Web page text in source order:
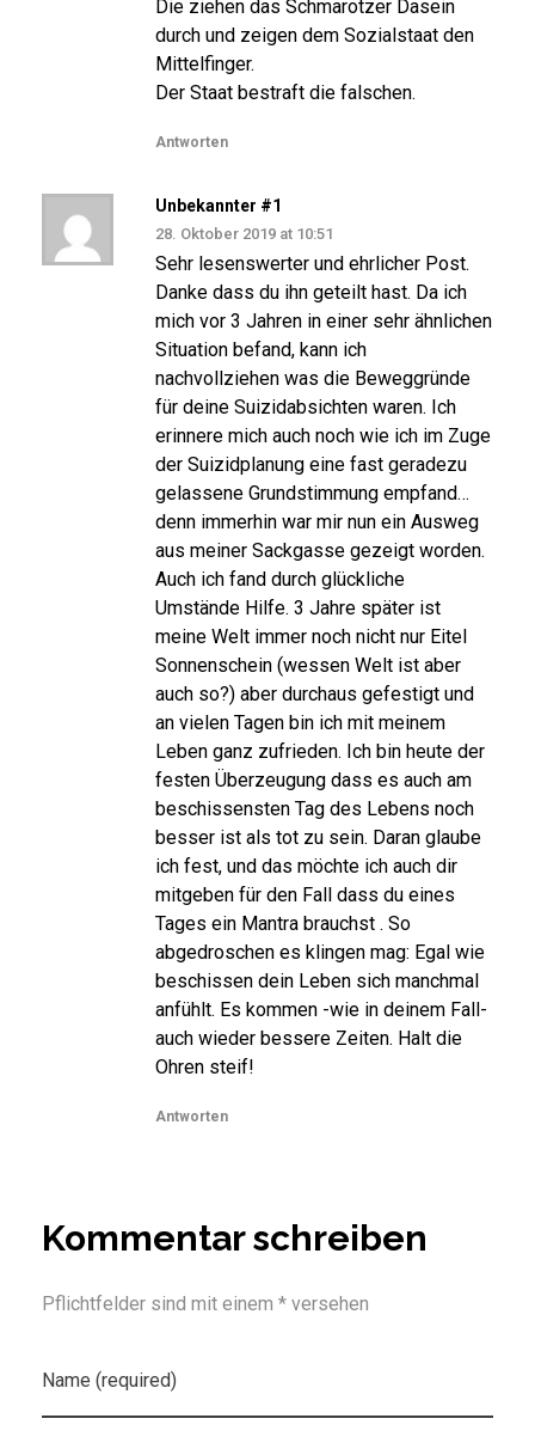
Die ziehen das Schmarotzer Dasein
durch und zeigen dem Sozialstaat den
Mittelfinger.
Der Staat bestraft die falschen.
Antworten
Unbekannter #1
28. Oktober 2019 at 10:51
Sehr lesenswerter und ehrlicher Post.
Danke dass du ihn geteilt hast. Da ich
mich vor 3 Jahren in einer sehr ähnlichen
Situation befand, kann ich
nachvollziehen was die Beweggründe
für deine Suizidabsichten waren. Ich
erinnere mich auch noch wie ich im Zuge
der Suizidplanung eine fast geradezu
gelassene Grundstimmung empfand…
denn immerhin war mir nun ein Ausweg
aus meiner Sackgasse gezeigt worden.
Auch ich fand durch glückliche
Umstände Hilfe. 3 Jahre später ist
meine Welt immer noch nicht nur Eitel
Sonnenschein (wessen Welt ist aber
auch so?) aber durchaus gefestigt und
an vielen Tagen bin ich mit meinem
Leben ganz zufrieden. Ich bin heute der
festen Überzeugung dass es auch am
beschissensten Tag des Lebens noch
besser ist als tot zu sein. Daran glaube
ich fest, und das möchte ich auch dir
mitgeben für den Fall dass du eines
Tages ein Mantra brauchst . So
abgedroschen es klingen mag: Egal wie
beschissen dein Leben sich manchmal
anfühlt. Es kommen -wie in deinem Fall-
auch wieder bessere Zeiten. Halt die
Ohren steif!
Antworten
Kommentar schreiben
Pflichtfelder sind mit einem * versehen
Name (required)